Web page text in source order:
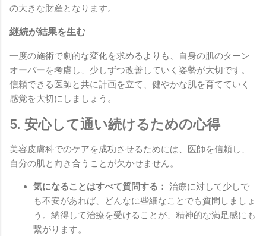
の大きな財産となります。
継続が結果を生む
一度の施術で劇的な変化を求めるよりも、自身の肌のターン
オーバーを考慮し、少しずつ改善していく姿勢が大切です。
信頼できる医師と共に計画を立て、健やかな肌を育てていく
感覚を大切にしましょう。
5. 安心して通い続けるための心得
美容皮膚科でのケアを成功させるためには、医師を信頼し、
自分の肌と向き合うことが欠かせません。
気になることはすべて質問する： 治療に対して少しで
も不安があれば、どんなに些細なことでも質問しましょ
う。納得して治療を受けることが、精神的な満足感にも
繋がります。